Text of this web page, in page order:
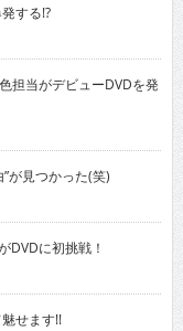
する!?
担当がデビューDVDを発
が見つかった(笑)
DVDに初挑戦！
せます!!